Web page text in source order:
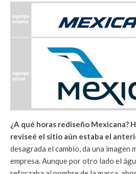
¿A qué horas rediseño Mexicana?
reviseé el sitio aún estaba el
desagrada el cambio, da una imagen
empresa. Aunque por otro lado el